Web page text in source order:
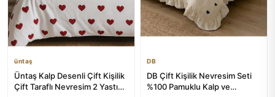
üntaş
Üntaş Kalp Desenli Çift Kişilik
Çift Taraflı Nevresim 2 Yastık
DB
DB Çift Kişilik Nevresim Seti
%100 Pamuklu Kalp ve